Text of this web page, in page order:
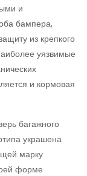
и
бампера,
из крепкого
уязвимые
и кормовая
багажного
украшена
марку
форме